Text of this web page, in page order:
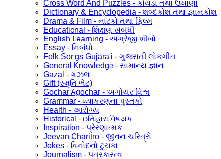
Cross Word And Puzzles - કોયડા તથા ઉખાણાં
Dictionary & Encyclopedia - શબ્દકોશ તથા જ્ઞાનકોશ
Drama & Film - નાટકો તથા ફિલ્મ
Educational - શિક્ષણ સંબંધી
English Learning - અંગ્રેજી શીખો
Essay - નિબંધો
Folk Songs Gujarati - ગુજરાતી લોકગીત
General Knowledge - સામાન્ય જ્ઞાન
Gazal - ગઝલ
Gift (સ્મૃતિ ભેટ)
Gochar Agochar - અગોચર વિશ્વ
Grammar - વ્યાકરણના પુસ્તકો
Health - આરોગ્ય
Historical - ઇતિહાસવિષયક
Inspiration - પ્રેરણાત્મક
Jeevan Charitro - જીવન ચરિત્રો
Jokes - વિનોદનો ટુચકા
Journalism - પત્રકારત્વ